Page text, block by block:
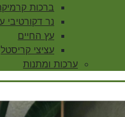
ברכות
נר דקורטיבי
עץ החיים
עציצי קריסטל
ערכות ומתנות